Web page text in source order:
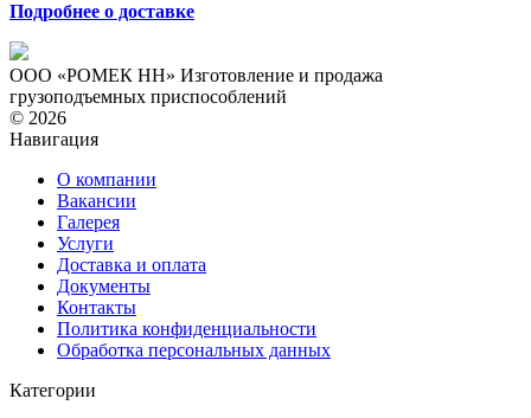
Подробнее о доставке
ООО «РОМЕК НН» Изготовление и продажа
грузоподъемных приспособлений
© 2026
Навигация
О компании
Вакансии
Галерея
Услуги
Доставка и оплата
Документы
Контакты
Политика конфиденциальности
Обработка персональных данных
Категории